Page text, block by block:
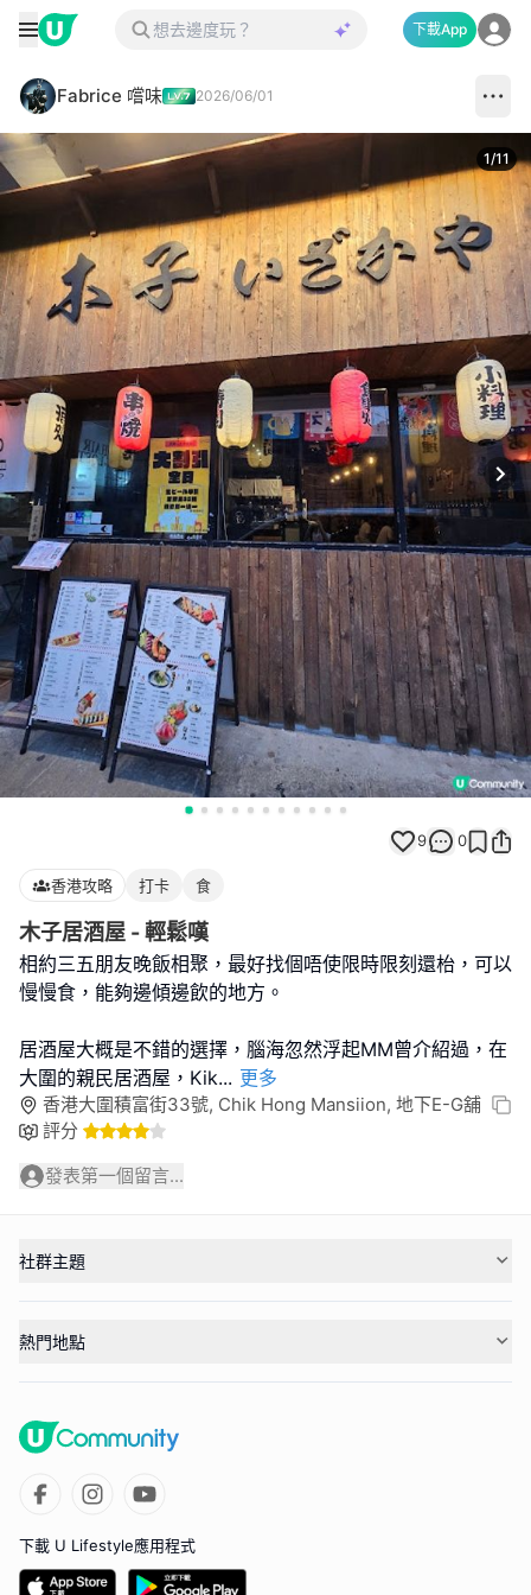
下載App
Fabrice 嚐味 2026/06/01
1/11
9 0
香港攻略 打卡 食
木子居酒屋 - 輕鬆嘆
相約三五朋友晚飯相聚，最好找個唔使限時限刻還枱，可以
慢慢食，能夠邊傾邊飲的地方。
居酒屋大概是不錯的選擇，腦海忽然浮起MM曾介紹過，在
大圍的親民居酒屋，Kik... 更多
香港大圍積富街33號, Chik Hong Mansiion, 地下E-G舖
評分
發表第一個留言...
社群主題
熱門地點
下載 U Lifestyle應用程式